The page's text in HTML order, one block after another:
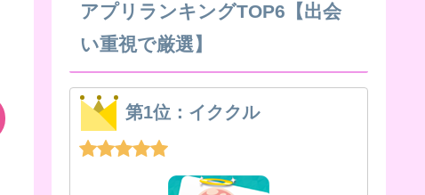
アプリランキングTOP6【出会
い重視で厳選】
第1位：イククル